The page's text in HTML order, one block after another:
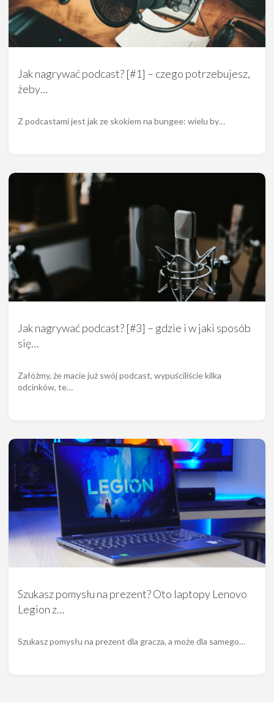
Jak nagrywać podcast? [#1] – czego potrzebujesz,
żeby…
Z podcastami jest jak ze skokiem na bungee: wielu by…
Jak nagrywać podcast? [#3] – gdzie i w jaki sposób
się…
Załóżmy, że macie już swój podcast, wypuściliście kilka
odcinków, te…
Szukasz pomysłu na prezent? Oto laptopy Lenovo
Legion z…
Szukasz pomysłu na prezent dla gracza, a może dla samego…